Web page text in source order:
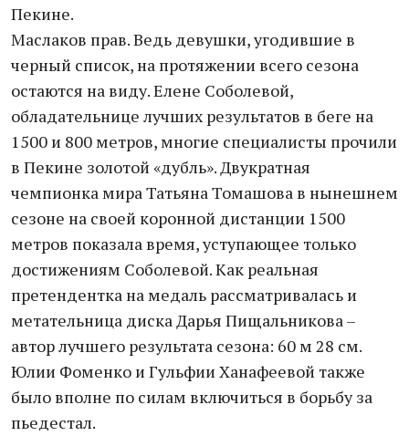
Пекине.
Маслаков прав. Ведь девушки, угодившие в
черный список, на протяжении всего сезона
остаются на виду. Елене Соболевой,
обладательнице лучших результатов в беге на
1500 и 800 метров, многие специалисты прочили
в Пекине золотой «дубль». Двукратная
чемпионка мира Татьяна Томашова в нынешнем
сезоне на своей коронной дистанции 1500
метров показала время, уступающее только
достижениям Соболевой. Как реальная
претендентка на медаль рассматривалась и
метательница диска Дарья Пищальникова –
автор лучшего результата сезона: 60 м 28 см.
Юлии Фоменко и Гульфии Ханафеевой также
было вполне по силам включиться в борьбу за
пьедестал.